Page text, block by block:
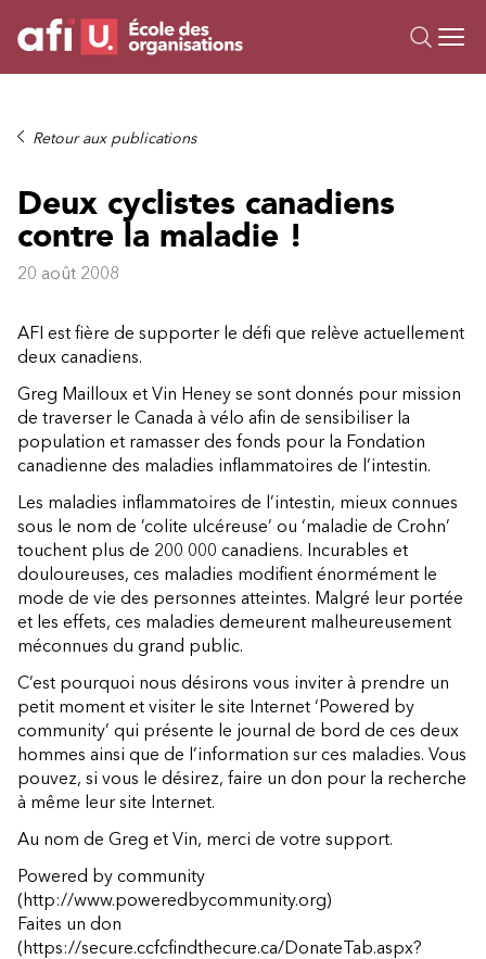
Formations
Sur mesure
À propos
Ressources
Retour aux publications
Deux cyclistes canadiens
contre la maladie !
20 août 2008
AFI est fière de supporter le défi que relève actuellement
deux canadiens.
Greg Mailloux et Vin Heney se sont donnés pour mission
de traverser le Canada à vélo afin de sensibiliser la
population et ramasser des fonds pour la Fondation
canadienne des maladies inflammatoires de l’intestin.
Les maladies inflammatoires de l’intestin, mieux connues
sous le nom de ’colite ulcéreuse’ ou ‘maladie de Crohn’
touchent plus de 200 000 canadiens. Incurables et
douloureuses, ces maladies modifient énormément le
mode de vie des personnes atteintes. Malgré leur portée
et les effets, ces maladies demeurent malheureusement
méconnues du grand public.
C’est pourquoi nous désirons vous inviter à prendre un
petit moment et visiter le site Internet ‘Powered by
community’ qui présente le journal de bord de ces deux
hommes ainsi que de l’information sur ces maladies. Vous
pouvez, si vous le désirez, faire un don pour la recherche
à même leur site Internet.
Au nom de Greg et Vin, merci de votre support.
Powered by community
(http://www.poweredbycommunity.org)
Faites un don
(https://secure.ccfcfindthecure.ca/DonateTab.aspx?